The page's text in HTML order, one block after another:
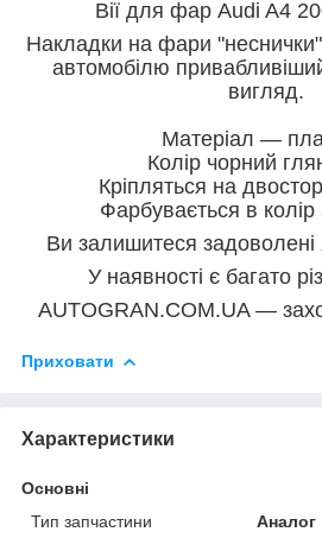
Вії для фар Audi A4
Накладки на фари
автомобілю
вигляд.
Матеріал —
Колір чорний
Кріпляться на
Фарбувається в колір
Ви залишитеся задоволені
У наявності є багато
AUTOGRAN.COM.UA —
Приховати
Характеристики
Основні
Тип запчастини
Аналог